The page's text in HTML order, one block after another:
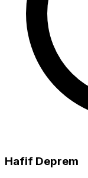
Hafif Deprem